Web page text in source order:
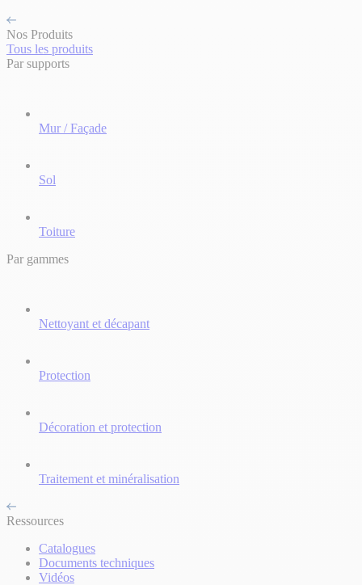
Nos Produits
Tous les produits
Par supports
Mur / Façade
Sol
Toiture
Par gammes
Nettoyant et décapant
Protection
Décoration et protection
Traitement et minéralisation
Ressources
Catalogues
Documents techniques
Vidéos